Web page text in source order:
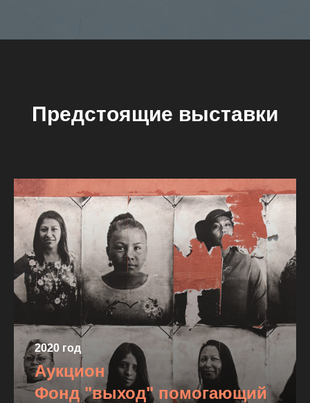
Предстоящие выставки
2020 год
Аукцион
Фонд "выход" помогающий